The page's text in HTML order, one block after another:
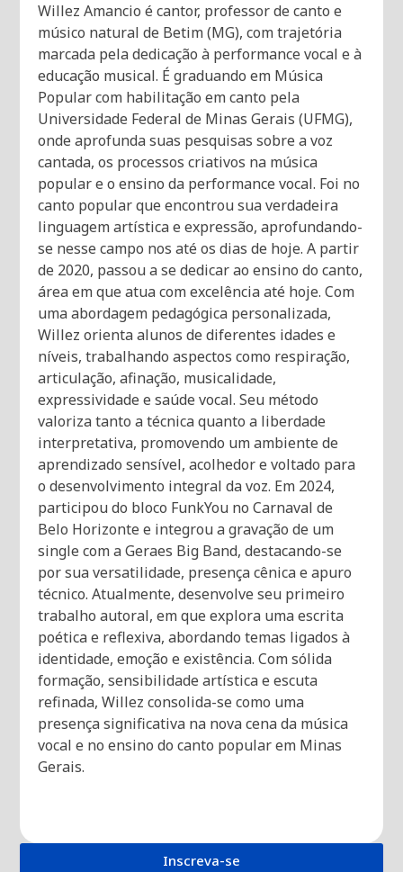
Willez Amancio é cantor, professor de canto e
músico natural de Betim (MG), com trajetória
marcada pela dedicação à performance vocal e à
educação musical. É graduando em Música
Popular com habilitação em canto pela
Universidade Federal de Minas Gerais (UFMG),
onde aprofunda suas pesquisas sobre a voz
cantada, os processos criativos na música
popular e o ensino da performance vocal. Foi no
canto popular que encontrou sua verdadeira
linguagem artística e expressão, aprofundando-
se nesse campo nos até os dias de hoje. A partir
de 2020, passou a se dedicar ao ensino do canto,
área em que atua com excelência até hoje. Com
uma abordagem pedagógica personalizada,
Willez orienta alunos de diferentes idades e
níveis, trabalhando aspectos como respiração,
articulação, afinação, musicalidade,
expressividade e saúde vocal. Seu método
valoriza tanto a técnica quanto a liberdade
interpretativa, promovendo um ambiente de
aprendizado sensível, acolhedor e voltado para
o desenvolvimento integral da voz. Em 2024,
participou do bloco FunkYou no Carnaval de
Belo Horizonte e integrou a gravação de um
single com a Geraes Big Band, destacando-se
por sua versatilidade, presença cênica e apuro
técnico. Atualmente, desenvolve seu primeiro
trabalho autoral, em que explora uma escrita
poética e reflexiva, abordando temas ligados à
identidade, emoção e existência. Com sólida
formação, sensibilidade artística e escuta
refinada, Willez consolida-se como uma
presença significativa na nova cena da música
vocal e no ensino do canto popular em Minas
Gerais.
Inscreva-se